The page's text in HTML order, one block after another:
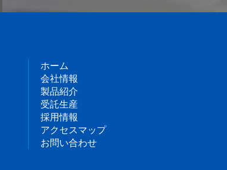
ホーム
会社情報
製品紹介
受託生産
採用情報
アクセスマップ
お問い合わせ